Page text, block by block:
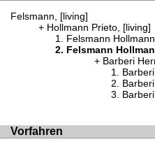
Felsmann, [living]
Hollmann Prieto, [living]
Felsmann
Felsmann
Barberi
Vorfahren